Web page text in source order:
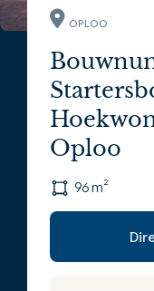
OPLOO
Oploo
96 m²